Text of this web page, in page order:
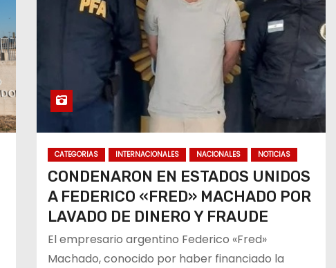
CATEGORIAS INTERNACIONALES NACIONALES NOTICIAS
CONDENARON EN ESTADOS UNIDOS
A FEDERICO «FRED» MACHADO POR
LAVADO DE DINERO Y FRAUDE
El empresario argentino Federico «Fred»
Machado, conocido por haber financiado la